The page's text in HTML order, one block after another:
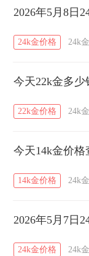
2026年5月8日
24k金价格 24k金
今天22k金多少
22k金价格 24k金
今天14k金价格
14k金价格 24k金
2026年5月7日
24k金价格 24k金